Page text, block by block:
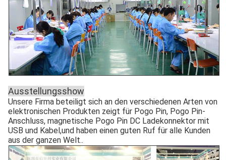
Ausstellungsshow
Unsere Firma beteiligt sich an den verschiedenen Arten von
elektronischen Produkten zeigt für Pogo Pin, Pogo Pin-
Anschluss, magnetische Pogo Pin DC Ladekonnektor mit
USB und Kabel,und haben einen guten Ruf für alle Kunden
aus der ganzen Welt..